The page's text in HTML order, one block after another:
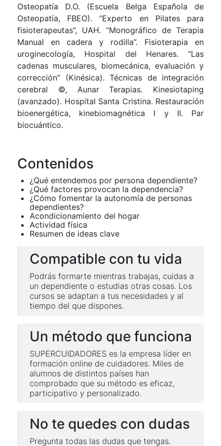
Osteopatía D.O. (Escuela Belga Española de
Osteopatía, FBEO). “Experto en Pilates para
fisioterapeutas”, UAH. “Monográfico de Terapia
Manual en cadera y rodilla”. Fisioterapia en
uroginecología, Hospital del Henares. “Las
cadenas musculares, biomecánica, evaluación y
corrección” (Kinésica). Técnicas de integración
cerebral ©, Aunar Terapias. Kinesiotaping
(avanzado). Hospital Santa Cristina. Restauración
bioenergética, kinebiomagnética I y II. Par
biocuántico.
Contenidos
¿Qué entendemos por persona dependiente?
¿Qué factores provocan la dependencia?
¿Cómo fomentar la autonomía de personas
dependientes?
Acondicionamiento del hogar
Actividad física
Resumen de ideas clave
Compatible con tu vida
Podrás formarte mientras trabajas, cuidas a
un dependiente o estudias otras cosas. Los
cursos se adaptan a tus necesidades y al
tiempo del que dispones.
Un método que funciona
SUPERCUIDADORES es la empresa líder en
formación online de cuidadores. Miles de
alumnos de distintos países han
comprobado que su método es eficaz,
participativo y personalizado.
No te quedes con dudas
Pregunta todas las dudas que tengas.